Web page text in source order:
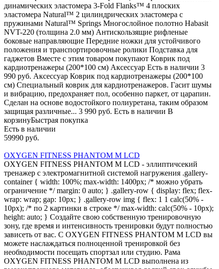
динамических эластомера 3-Fold Flanks™ 4 плоских
эластомера Natural™ 2 цилиндрических эластомера с
пружинами Natural™ Springs Многослойное полотно Habasit
NVT-220 (толщина 2.0 мм) Антискользящие рифленые
боковые направляющие Передние ножки для устойчивого
положения и транспортировочные ролики Подставка для
гаджетов Вместе с этим товаром покупают Коврик под
кардиотренажеры (200*100 см) Аксессуар Есть в наличии 3
990 руб. Аксессуар Коврик под кардиотренажеры (200*100
см) Специальный коврик для кардиотренажеров. Гасит шумы
и вибрацию, предохраняет пол, особенно паркет, от царапин.
Сделан на основе водостойкого полиуретана, таким образом
защищая различные... 3 990 руб. Есть в наличии В
корзинуБыстрая покупка
Есть в наличии
59990 руб.
OXYGEN FITNESS PHANTOM M LCD
OXYGEN FITNESS PHANTOM M LCD - эллиптичсекий
тренажер с электромагнитной системой нагружения .gallery-
container { width: 100%; max-width: 1400px; /* можно убрать
ограничение */ margin: 0 auto; } .gallery-row { display: flex; flex-
wrap: wrap; gap: 10px; } .gallery-row img { flex: 1 1 calc(50% -
10px); /* по 2 картинки в строке */ max-width: calc(50% - 10px);
height: auto; } Создайте свою собственную тренировочную
зону, где время и интенсивность тренировки будут полностью
зависеть от вас. С OXYGEN FITNESS PHANTOM M LCD вы
можете наслаждаться полноценной тренировкой без
необходимости посещать спортзал или студию. Рама
OXYGEN FITNESS PHANTOM M LCD выполнена из